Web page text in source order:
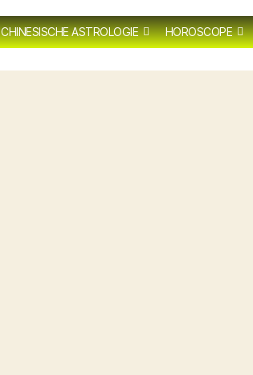
CHINESISCHE ASTROLOGIE HOROSCOPE